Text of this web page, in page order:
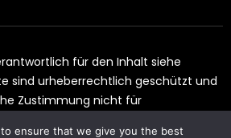
für den Inhalt siehe
sind urheberrechtlich geschützt und
Zustimmung nicht für
ensure that we give you the best